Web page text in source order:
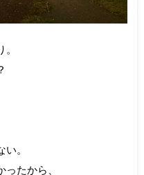
。
たから、